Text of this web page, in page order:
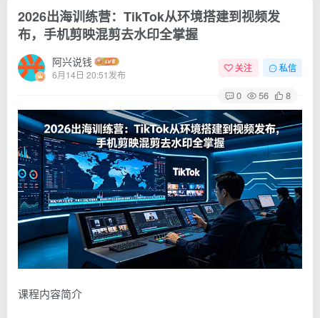
2026出海训练营：TikTok从环境搭建到视频发
布，手机剪映混剪去水印全掌握
阿兴说钱
6月14日 20:51发布
关注 私信
0 56 8
课程内容简介